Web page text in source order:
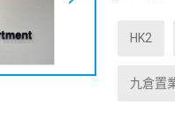
HK2
九倉置